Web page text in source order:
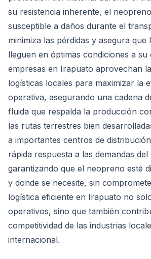
su resistencia inherente, el
susceptible a daños durante el
minimiza las pérdidas y asegura
lleguen en óptimas condiciones a su
empresas en Irapuato aprovechan
logísticas locales para maximizar la
operativa, asegurando una cadena
fluida que respalda la producción
las rutas terrestres bien
a importantes centros de
rápida respuesta a las demandas
garantizando que el neopreno esté
y donde se necesite, sin
logística eficiente en Irapuato no
operativos, sino que también
competitividad de las industrias
internacional.